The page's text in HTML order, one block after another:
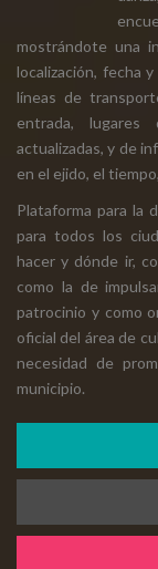
mostrándote una
localización, fecha
líneas de
entrada,
actualizadas, y de
en el ejido, el
Plataforma para la
para todos los
hacer y dónde ir,
como la de
patrocinio y como
oficial del área de
necesidad de
municipio.